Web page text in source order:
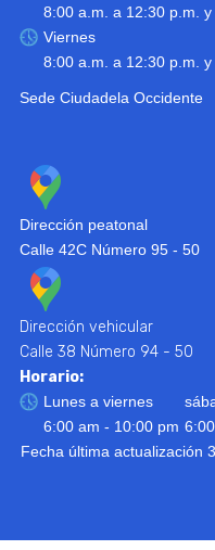
8:00 a.m. a 12:30 p.m.
Viernes
8:00 a.m. a 12:30 p.m.
Sede Ciudadela Occidente
Dirección peatonal
Calle 42C Número 95 - 50
Dirección vehicular
Calle 38 Número 94 - 50
Horario:
Lunes a viernes
6:00 am - 10:00 pm
Fecha última actualización